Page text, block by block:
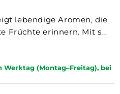
lebendige Aromen, die
Früchte erinnern. Mit s...
Werktag (Montag–Freitag), bei